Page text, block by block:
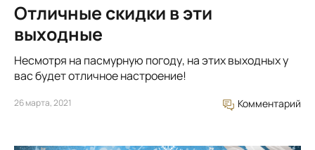
Отличные скидки в эти
выходные
Несмотря на пасмурную погоду, на этих выходных у
вас будет отличное настроение!
26 марта, 2021 Комментарий